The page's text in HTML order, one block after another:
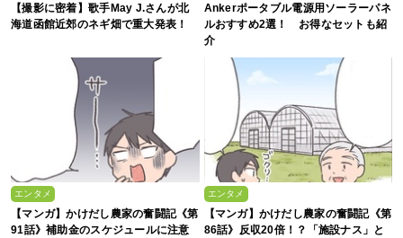
【撮影に密着】歌手May J.さんが北
海道函館近郊のネギ畑で重大発表！
Ankerポータブル電源用ソーラーパネ
ルおすすめ2選！ お得なセットも紹
介
エンタメ
【マンガ】かけだし農家の奮闘記《第
91話》補助金のスケジュールに注意
エンタメ
【マンガ】かけだし農家の奮闘記《第
86話》反収20倍！？「施設ナス」と